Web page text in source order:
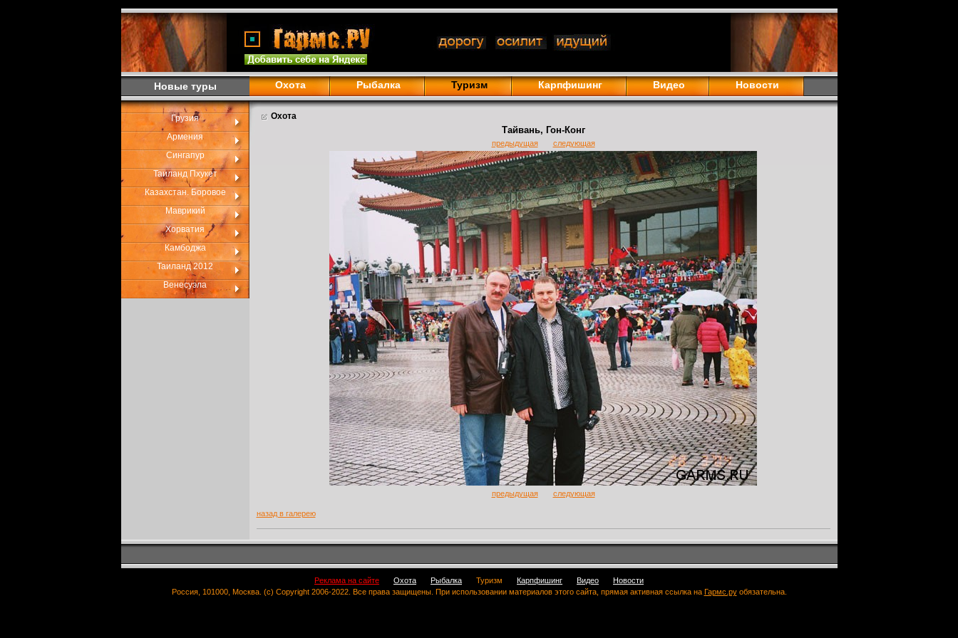
Новые туры Охота Рыбалка Туризм Карпфишинг Видео Новости
Грузия
Армения
Сингапур
Таиланд Пхукет
Казахстан. Боровое
Маврикий
Хорватия
Камбоджа
Таиланд 2012
Венесуэла
Охота
Тайвань, Гон-Конг
предыдущая следующая
предыдущая следующая
назад в галерею
Реклама на сайте Охота Рыбалка Туризм Карпфишинг Видео
Новости
Россия, 101000, Москва. (c) Copyright 2006-2022. Все права защищены. При использовании материалов этого сайта, прямая активная ссылка на Гармс.руобязательна.